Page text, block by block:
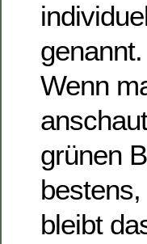
genannt.
Wenn
grünen
bleibt